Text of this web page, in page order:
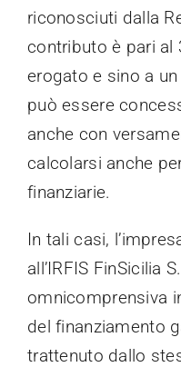
riconosciuti dalla
contributo è pari al
erogato e sino a
può essere
anche con
calcolarsi anche
finanziarie.
In tali casi,
all’IRFIS FinSicilia
omnicomprensiva
del finanziamento
trattenuto dallo